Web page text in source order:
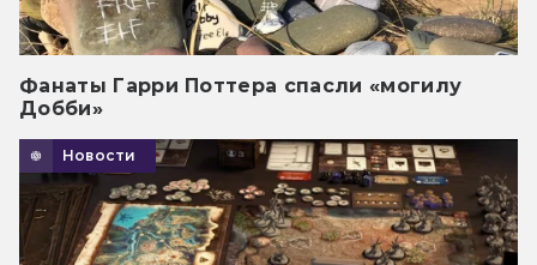
Фанаты Гарри Поттера спасли «могилу
Добби»
Новости